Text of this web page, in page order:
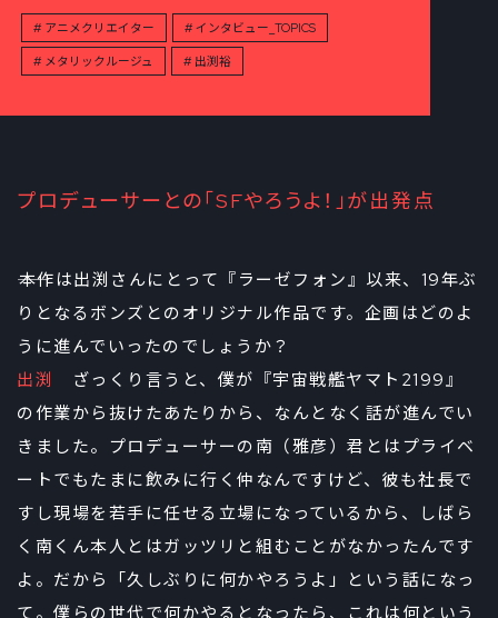
アニメクリエイター インタビュー_TOPICS
メタリックルージュ 出渕裕
プロデューサーとの「SFやろうよ！」が出発点
――本作は出渕さんにとって『ラーゼフォン』以来、19年ぶ
りとなるボンズとのオリジナル作品です。企画はどのよ
うに進んでいったのでしょうか？
出渕
ざっくり言うと、僕が『宇宙戦艦ヤマト2199』
の作業から抜けたあたりから、なんとなく話が進んでい
きました。プロデューサーの南（雅彦）君とはプライベ
ートでもたまに飲みに行く仲なんですけど、彼も社長で
すし現場を若手に任せる立場になっているから、しばら
く南くん本人とはガッツリと組むことがなかったんです
よ。だから「久しぶりに何かやろうよ」という話になっ